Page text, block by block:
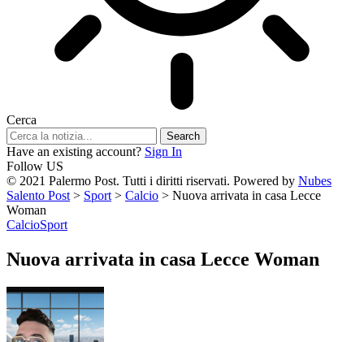
Cerca
Have an existing account? Sign In
Follow US
© 2021 Palermo Post. Tutti i diritti riservati. Powered by Nubes
Salento Post > Sport > Calcio > Nuova arrivata in casa Lecce
Woman
CalcioSport
Nuova arrivata in casa Lecce Woman